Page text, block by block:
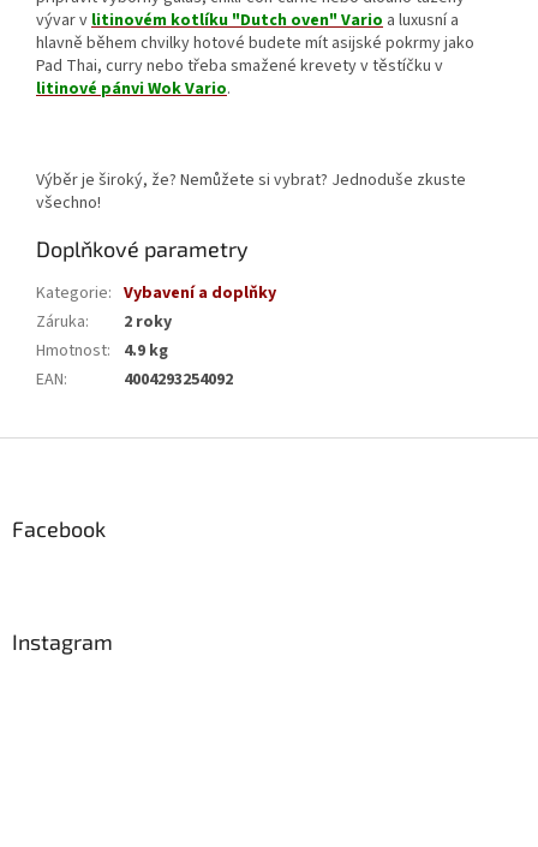
vývar v litinovém kotlíku "Dutch oven" Vario a luxusní a
hlavně během chvilky hotové budete mít asijské pokrmy jako
Pad Thai, curry nebo třeba smažené krevety v těstíčku v
litinové pánvi Wok Vario.
Výběr je široký, že? Nemůžete si vybrat? Jednoduše zkuste
všechno!
Doplňkové parametry
Kategorie: Vybavení a doplňky
Záruka:
2 roky
Hmotnost:
4.9 kg
EAN: 4004293254092
Facebook
Instagram